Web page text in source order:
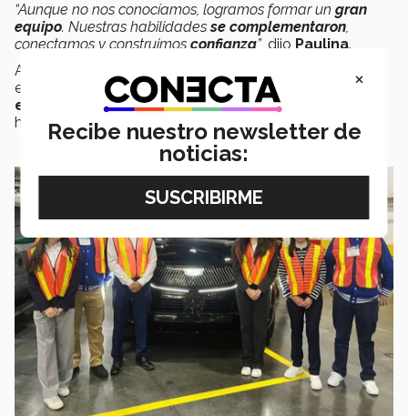
“Aunque no nos conocíamos, logramos formar un gran
equipo. Nuestras habilidadesse complementaron,
conectamos y construimos confianza”, dijo Paulina.
Además de participar en la competencia, los
estudiantes pudieron visitar una fábrica de
ensamble
de General Motors, donde conocieron y
hablaron con
personas de la industria
×
Recibe nuestro newsletter de
noticias: